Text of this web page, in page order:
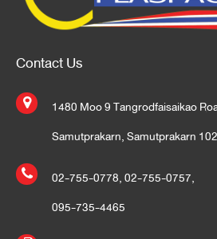
Contact Us
1480 Moo 9 Tangrodfaisaikao
Samutprakarn, Samutprakarn
02-755-0778,02-755-0757,
095-735-4465